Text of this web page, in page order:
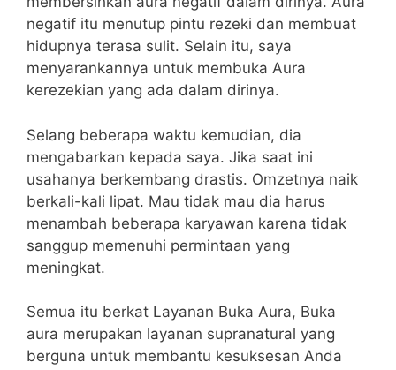
negatif itu menutup pintu rezeki dan membuat
hidupnya terasa sulit. Selain itu, saya
menyarankannya untuk membuka Aura
kerezekian yang ada dalam dirinya.
Selang beberapa waktu kemudian, dia
mengabarkan kepada saya. Jika saat ini
usahanya berkembang drastis. Omzetnya naik
berkali-kali lipat. Mau tidak mau dia harus
menambah beberapa karyawan karena tidak
sanggup memenuhi permintaan yang
meningkat.
Semua itu berkat Layanan Buka Aura, Buka
aura merupakan layanan supranatural yang
berguna untuk membantu kesuksesan Anda